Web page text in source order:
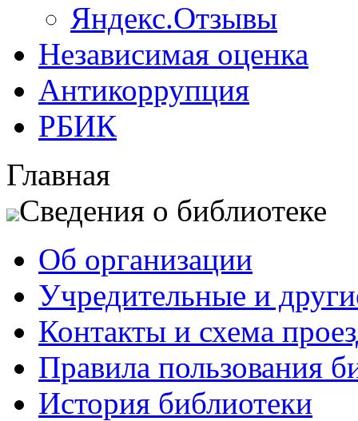
Яндекс.Отзывы
Независимая оценка
Антикоррупция
РБИК
Главная
Сведения о библиотеке
Об организации
Учредительные и
Контакты и схема
Правила пользования
История библиотеки